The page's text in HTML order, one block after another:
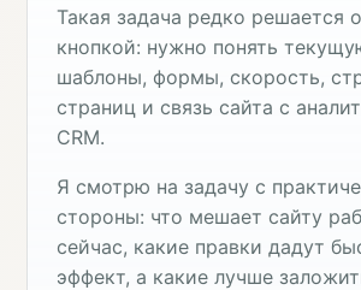
Такая задача редко решается
кнопкой: нужно понять
шаблоны, формы, скорость,
страниц и связь сайта с
CRM.
Я смотрю на задачу с
стороны: что мешает сайту
сейчас, какие правки дадут
эффект, а какие лучше